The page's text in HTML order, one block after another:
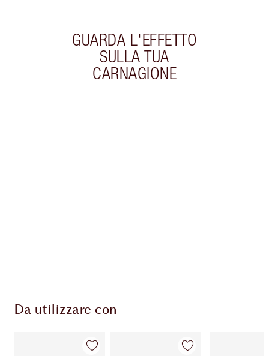
GUARDA L'EFFETTO
SULLA TUA
CARNAGIONE
Da utilizzare con